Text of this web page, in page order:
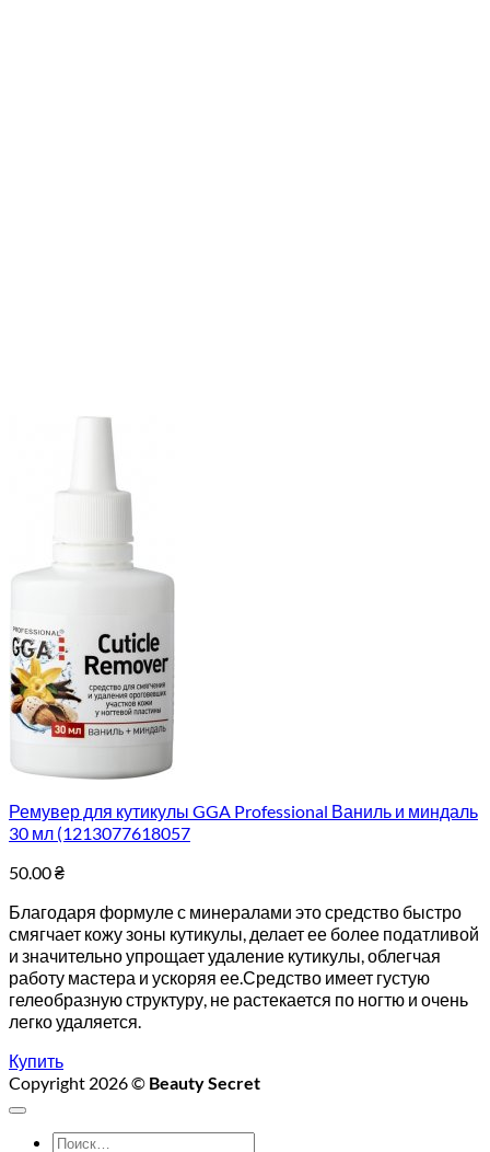
Ремувер для кутикулы GGA Professional Ваниль и миндаль
30 мл (1213077618057
50.00₴
Благодаря формуле с минералами это средство быстро
смягчает кожу зоны кутикулы, делает ее более податливой
и значительно упрощает удаление кутикулы, облегчая
работу мастера и ускоряя ее.Средство имеет густую
гелеобразную структуру, не растекается по ногтю и очень
легко удаляется.
Купить
Copyright 2026 © Beauty Secret
Искать: